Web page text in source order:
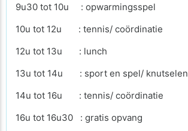
9u30 tot 10u : opwarmingsspel
10u tot 12u : tennis/ coördinatie
12u tot 13u : lunch
13u tot 14u : sport en spel/ knutselen
14u tot 16u : tennis/ coördinatie
16u tot 16u30 : gratis opvang